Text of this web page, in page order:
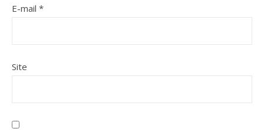
E-mail *
Site